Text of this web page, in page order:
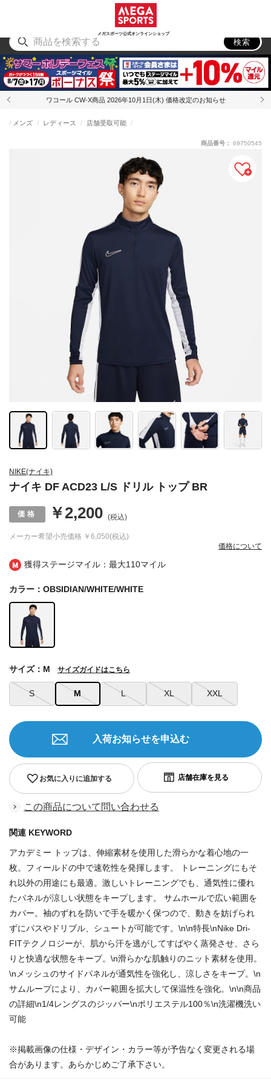
メガスポーツ公式オンラインショップ
アウトドア
検索
ワコール CW-X商品 2026年10月1日(木) 価格改定のお知らせ
獲得ステージマイル：最大110マイル
NIKE(ナイキ)
ナイキ DF ACD23 L/S ドリル トップ BR
メンズ レディース 店舗受取可能
メーカー希望小売価格 ￥6,050(税込)
￥2,200 (税込)
価格について
商品番号： 69750545
カラー：OBSIDIAN/WHITE/WHITE
S M L XL XXL
サイズ：M サイズガイドはこちら
お気に入りに追加する
入荷お知らせを申込む
この商品について問い合わせる
関連 KEYWORD
アカデミー トップは、伸縮素材を使用した滑らかな着心地の一
枚。フィールドの中で速乾性を発揮します。 トレーニングにもそ
れ以外の用途にも最適。激しいトレーニングでも、通気性に優れ
たパネルが涼しい状態をキープします。 サムホールで広い範囲を
カバー。袖のずれを防いで手を暖かく保つので、動きを妨げられ
ずにパスやドリブル、シュートが可能です。\n\n特長\nNike Dri-
FITテクノロジーが、肌から汗を逃がしてすばやく蒸発させ、さら
りと快適な状態をキープ。\n滑らかな肌触りのニット素材を使用。
\nメッシュのサイドパネルが通気性を強化し、涼しさをキープ。\n
サムループにより、カバー範囲を拡大して保温性を強化。\n\n商品
の詳細\n1/4レングスのジッパー\nポリエステル100％\n洗濯機洗い
可能
※掲載画像の仕様・デザイン・カラー等が予告なく変更される場
合があります。あらかじめご了承下さい。